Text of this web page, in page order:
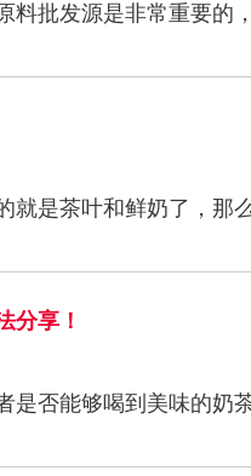
料批发源是非常重要的
就是茶叶和鲜奶了，那
分享！
是否能够喝到美味的奶